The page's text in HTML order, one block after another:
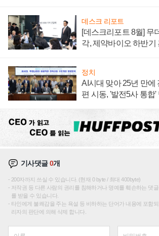
데스크 리포트
[데스크리포트 8월] 무
각, 제약바이오 하반기
정치
AI시대 맞아 25년 만에
편 시동, '발전5사 통합'
기사댓글0개
200자까지 쓰실 수 있습니다. (현재 0 byte / 최대 400byte)
저작권 등 다른 사람의 권리를 침해하거나 명예를 훼손하는 댓
를 받을 수 있습니다.
타인에게 불쾌감을 주는 욕설 등 비하하는 단어가 내용에 포함
리자의 판단에 의해 삭제 합니다.